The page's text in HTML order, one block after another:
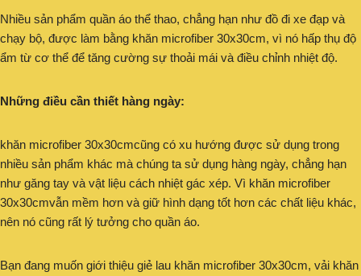
Nhiều sản phẩm quần áo thể thao, chẳng hạn như đồ đi xe đạp và
chạy bộ, được làm bằng khăn microfiber 30x30cm, vì nó hấp thụ độ
ẩm từ cơ thể để tăng cường sự thoải mái và điều chỉnh nhiệt độ.
Những điều cần thiết hàng ngày:
khăn microfiber 30x30cmcũng có xu hướng được sử dụng trong
nhiều sản phẩm khác mà chúng ta sử dụng hàng ngày, chẳng hạn
như găng tay và vật liệu cách nhiệt gác xép. Vì khăn microfiber
30x30cmvẫn mềm hơn và giữ hình dạng tốt hơn các chất liệu khác,
nên nó cũng rất lý tưởng cho quần áo.
Bạn đang muốn giới thiệu giẻ lau khăn microfiber 30x30cm, vải khăn